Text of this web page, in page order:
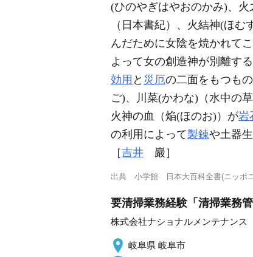
(ひのやぎはやおのかみ)、
（日本書紀）、火結神(ほ
んだために女陰を焼かれて
よって女の創造神が別離す
効用 と 災厄の二面をもつも
ご)、川菜(かわな)（水中の
火神の血（焔(ほのお)）が岩
の利用によって製錬や土器
［吉井 巖］
出典 小学館 日本大百科全書(ニッポ
要清掃業務経験「清掃業務
株式会社ナショナルメンテナンス
岐阜県 岐阜市